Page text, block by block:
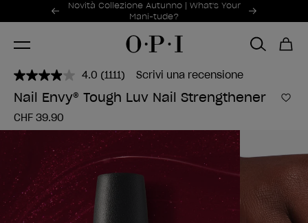
Offerte promozionali
Novità Collezione Autunno | What's Your
Mani-tude?
Item 1 of 2
4.0 Leggi
1111
recensioni.
alla
pagina.
(1111) Scrivi una recensione
Nail Envy® Tough Luv Nail Strengthener
CHF 39.90